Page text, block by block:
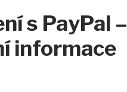
s PayPal –
informace